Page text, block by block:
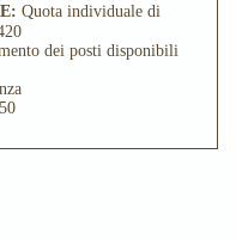
Quota individuale di
dei posti disponibili